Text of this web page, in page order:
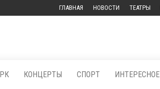
ГЛАВНАЯ НОВОСТИ ТЕАТРЫ
КОНЦЕРТЫ СПОРТ ИНТЕРЕСНОЕ